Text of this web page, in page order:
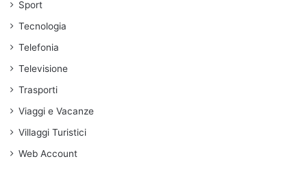
Sport
Tecnologia
Telefonia
Televisione
Trasporti
Viaggi e Vacanze
Villaggi Turistici
Web Account